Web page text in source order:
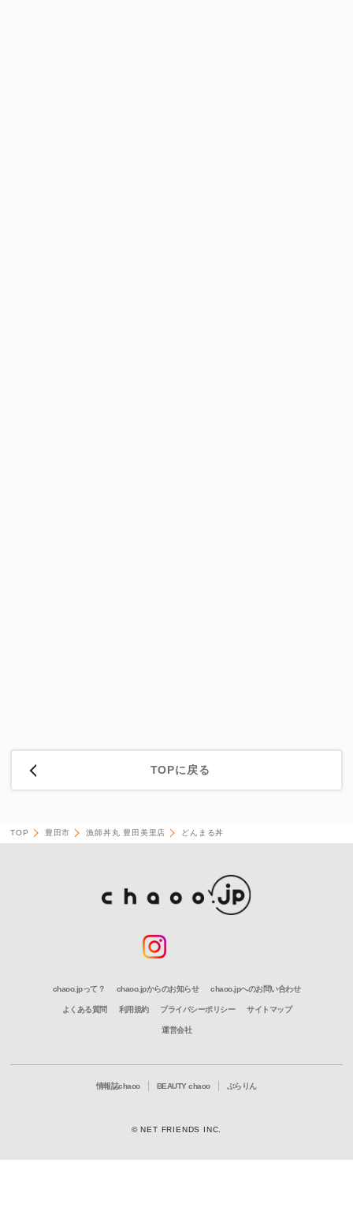
TOPに戻る
TOP 豊田市 漁師丼丸 豊田美里店 どんまる丼
chaoo.jpって？ chaoo.jpからのお知らせ chaoo.jpへのお問い合わせ
よくある質問 利用規約 プライバシーポリシー サイトマップ
運営会社
情報誌chaoo BEAUTY chaoo ぶらりん
© NET FRIENDS INC.